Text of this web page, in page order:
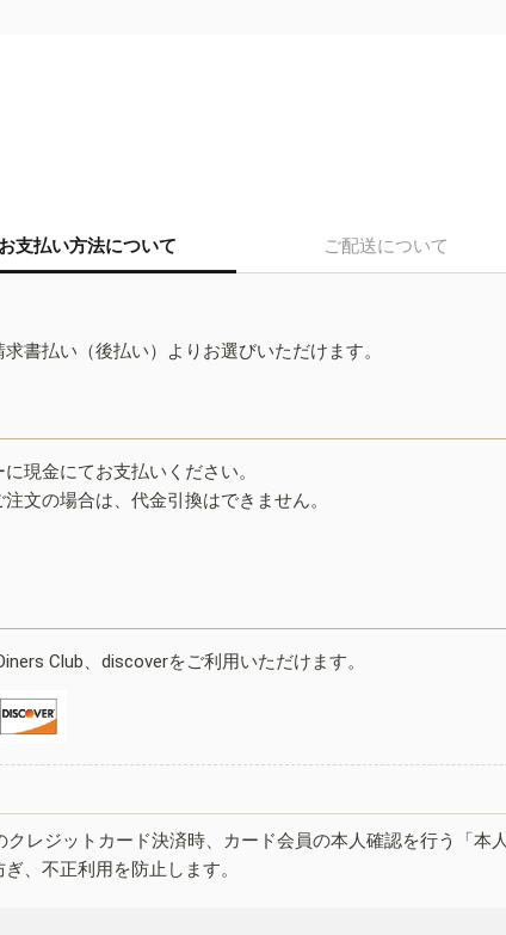
お支払い方法について ご配送について
書払い（後払い）よりお選びいただけます。
現金にてお支払いください。
文の場合は、代金引換はできません。
Club、discoverをご利用いただけます。
レジットカード決済時、カード会員の本人確認を行う「本
、不正利用を防止します。